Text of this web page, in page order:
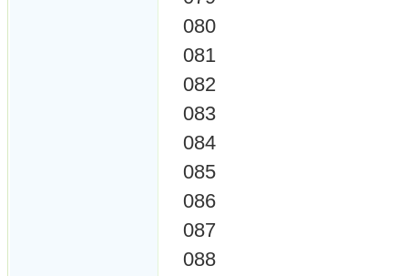
080
081
082
083
084
085
086
087
088